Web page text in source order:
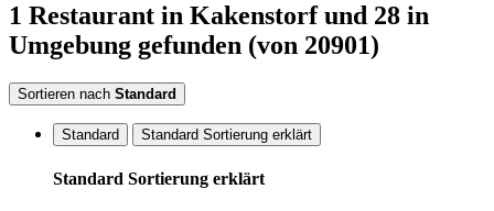
1 Restaurant in Kakenstorfund 28 in
Umgebung gefunden (von 20901)
Sortieren nach Standard
Standard Standard Sortierung erklärt
Standard Sortierung erklärt